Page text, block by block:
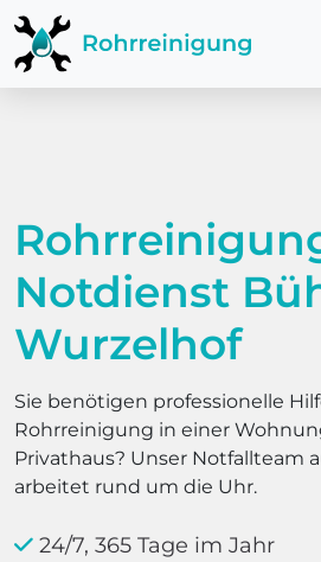
Notdienst
Wurzelhof
Sie benötigen professionelle
Rohrreinigung in einer
Privathaus? Unser Notfallteam
arbeitet rund um die Uhr.
24/7, 365 Tage im Jahr